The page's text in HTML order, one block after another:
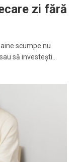
zi fără
scumpe nu
să investești…